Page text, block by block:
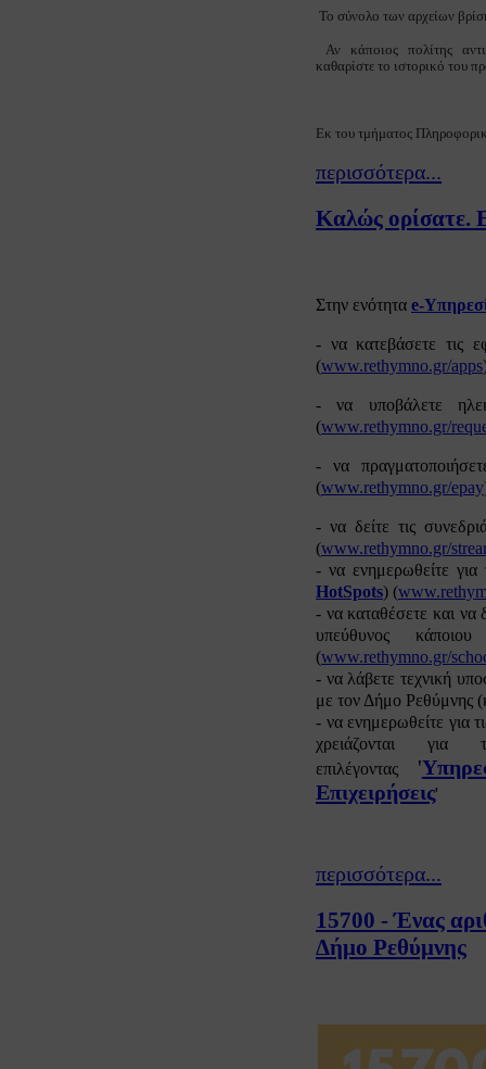
Το σύνολο των αρχείων
Αν κάποιος πολίτης
καθαρίστε το ιστορικό του
Εκ του τμήματος
περισσότερα...
Καλώς ορίσατε.
Στην ενότητα e-
- να κατεβάσετε τις
(www.rethymno.gr/apps
- να υποβάλετε
(www.rethymno.gr/
- να
(www.rethymno.gr/epay
- να δείτε τις
(www.rethymno.gr/
- να ενημερωθείτε
HotSpots) (
- να καταθέσετε και να
υπεύθυνος
(www.rethymno.gr/
- να λάβετε τεχνική
με τον Δήμο Ρεθύμνης
- να ενημερωθείτε για
χρειάζονται
επιλέγοντας '
Επιχειρήσεις'
περισσότερα...
15700 - Ένας
Δήμο Ρεθύμνης